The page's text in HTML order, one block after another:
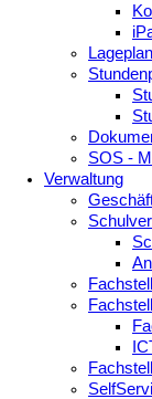
Lageplan
SOS -
Verwaltung